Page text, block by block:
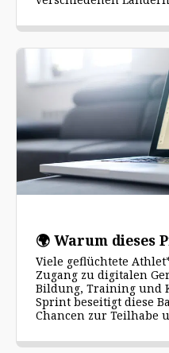
🌍 Warum dieses
Viele geflüchtete
Zugang zu digitalen
Bildung, Training und
Sprint beseitigt diese
Chancen zur Teilhabe